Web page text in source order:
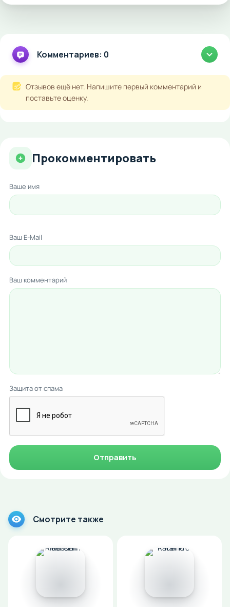
Комментариев: 0
Отзывов ещё нет. Напишите первый комментарий и
поставьте оценку.
Прокомментировать
Ваше имя
Ваш E-Mail
Ваш комментарий
Защита от спама
Отправить
Смотрите также